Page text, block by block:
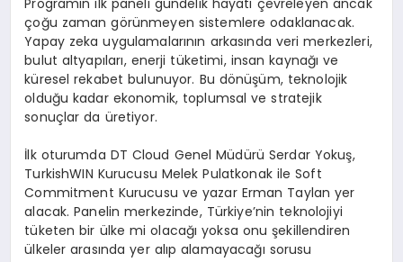
Programın ilk paneli gündelik hayatı çevreleyen ancak
çoğu zaman görünmeyen sistemlere odaklanacak.
Yapay zeka uygulamalarının arkasında veri merkezleri,
bulut altyapıları, enerji tüketimi, insan kaynağı ve
küresel rekabet bulunuyor. Bu dönüşüm, teknolojik
olduğu kadar ekonomik, toplumsal ve stratejik
sonuçlar da üretiyor.
İlk oturumda DT Cloud Genel Müdürü Serdar Yokuş,
TurkishWIN Kurucusu Melek Pulatkonak ile Soft
Commitment Kurucusu ve yazar Erman Taylan yer
alacak. Panelin merkezinde, Türkiye’nin teknolojiyi
tüketen bir ülke mi olacağı yoksa onu şekillendiren
ülkeler arasında yer alıp alamayacağı sorusu